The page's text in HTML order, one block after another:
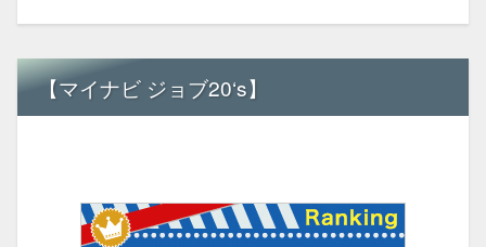
【マイナビ ジョブ20‘s】